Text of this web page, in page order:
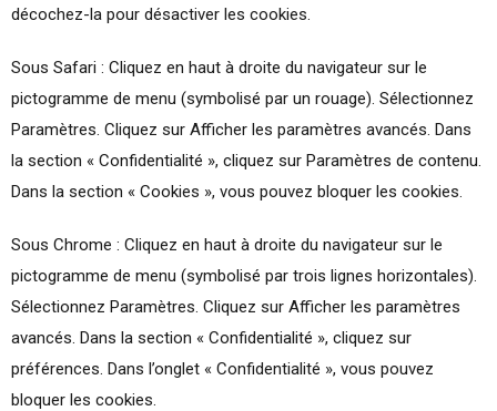
décochez-la pour désactiver les cookies.
Sous Safari : Cliquez en haut à droite du navigateur sur le
pictogramme de menu (symbolisé par un rouage). Sélectionnez
Paramètres. Cliquez sur Afficher les paramètres avancés. Dans
la section « Confidentialité », cliquez sur Paramètres de contenu.
Dans la section « Cookies », vous pouvez bloquer les cookies.
Sous Chrome : Cliquez en haut à droite du navigateur sur le
pictogramme de menu (symbolisé par trois lignes horizontales).
Sélectionnez Paramètres. Cliquez sur Afficher les paramètres
avancés. Dans la section « Confidentialité », cliquez sur
préférences. Dans l’onglet « Confidentialité », vous pouvez
bloquer les cookies.